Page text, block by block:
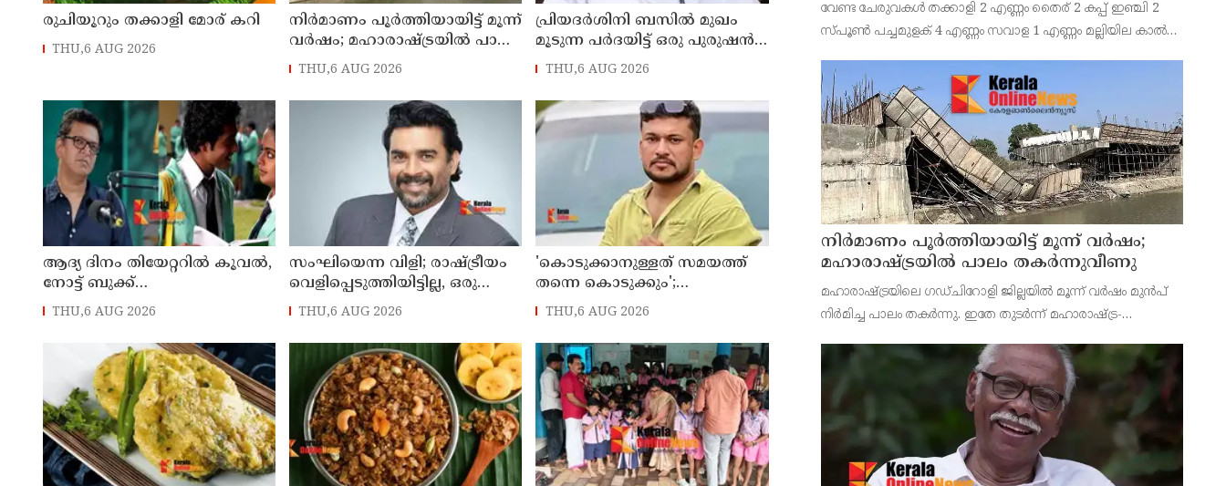
രുചിയൂറും തക്കാളി മോര് കറി
THU,6 AUG 2026
നിർമാണം പൂർത്തിയായിട്ട് മൂന്ന്
വർഷം; മഹാരാഷ്ട്രയിൽ പാലം
തകർന്നുവീണു
THU,6 AUG 2026
പ്രിയദർശിനി ബസിൽ മുഖം
മൂടുന്ന പർദയിട്ട് ഒരു പുരുഷൻ
കയറിയാൽ എങ്ങനെ
കാരശ്ശേരി
THU,6 AUG 2026
ആദ്യ ദിനം തിയേറ്ററില്‍ കൂവല്‍,
നോട്ട് ബുക്ക്
പരാജയെപ്പെടുമെന്ന്
ഉറപ്പിച്ചിരുന്നു; സഞ്ജയ്
THU,6 AUG 2026
സംഘിയെന്ന വിളി; രാഷ്ട്രീയം
വെളിപ്പെടുത്തിയിട്ടില്ല, ഒരു
പാര്‍ട്ടിയും അംഗത്വത്തിന്
സമീപിച്ചിട്ടില്ലെന്ന് ആര്‍ മാധവന്‍
THU,6 AUG 2026
'കൊടുക്കാനുള്ളത് സമയത്ത്
തന്നെ കൊടുക്കും';
പൊലീസിനെതിരെ ഭീഷണി;
അർജുൻ ആയങ്കിക്കെതിരെ
കേസെടുത്തു
THU,6 AUG 2026
വേണ്ട ചേരുവകൾ തക്കാളി 2 എണ്ണം തൈര് 2 കപ്പ് ഇഞ്ചി 2
സ്പൂൺ പച്ചമുളക് 4 എണ്ണം സവാള 1 എണ്ണം മല്ലിയില കാൽ
എണ്ണം കറിവേപ്പില 2 തണ്ട് തയ്യാറാക്കുന്ന വിധം തക്കാ
നിർമാണം പൂർത്തിയായിട്ട് മൂന്ന് വർഷം;
മഹാരാഷ്ട്രയിൽ പാലം തകർന്നുവീണു
മഹാരാഷ്ട്രയിലെ ഗഡ്ചിറോളി ജില്ലയിൽ മൂന്ന് വർഷം മുൻപ്
നിർമിച്ച പാലം തകർന്നു. ഇതേ തുടർന്ന് മഹാരാഷ്ട്ര-
ഗതാഗതം നിലച്ചു. ബന്ദിയ നദിക്ക് കുറുകെ നിർമിച്ച 10